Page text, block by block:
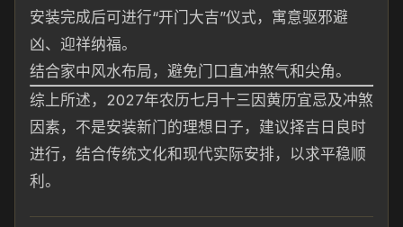
安装完成后可进行“开门大吉”仪式，寓意驱邪避
凶、迎祥纳福。
结合家中风水布局，避免门口直冲煞气和尖角。
综上所述，2027年农历七月十三因黄历宜忌及冲煞
因素，不是安装新门的理想日子，建议择吉日良时
进行，结合传统文化和现代实际安排，以求平稳顺
利。